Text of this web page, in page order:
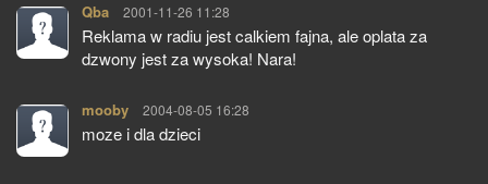
Qba pisze:
2001-11-26 11:28
Reklama w radiu jest calkiem fajna, ale oplata za
dzwony jest za wysoka! Nara!
mooby pisze:
2004-08-05 16:28
moze i dla dzieci